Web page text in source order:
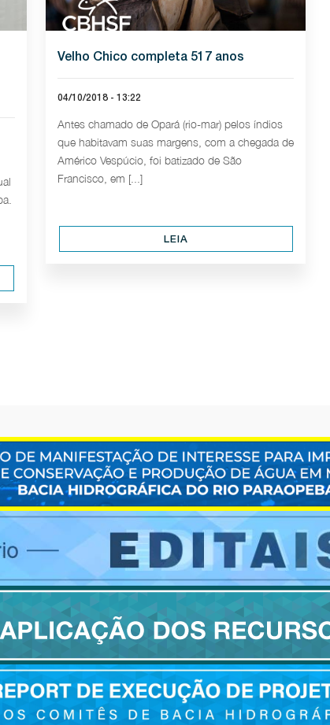
Velho Chico completa 517 anos
04/10/2018 - 13:22
Antes chamado de Opará (rio-mar) pelos índios
que habitavam suas margens, com a chegada de
Américo Vespúcio, foi batizado de São
Francisco, em [...]
LEIA